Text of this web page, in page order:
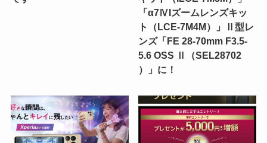
「α7ⅣIズームレンズキッ
ト（LCE-7M4M）」Ⅱ型レ
ンズ「FE 28-70mm F3.5-
5.6 OSS Ⅱ（SEL28702
）」に！